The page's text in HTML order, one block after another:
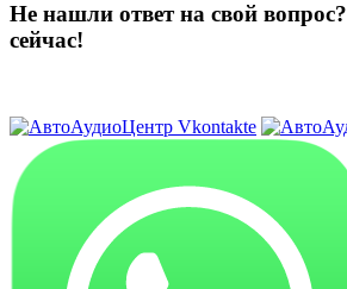
Не нашли ответ на свой вопрос?
сейчас!